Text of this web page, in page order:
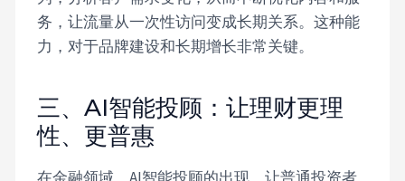
务，让流量从一次性访问变成长期关系。这种能
力，对于品牌建设和长期增长非常关键。
三、AI智能投顾：让理财更理
性、更普惠